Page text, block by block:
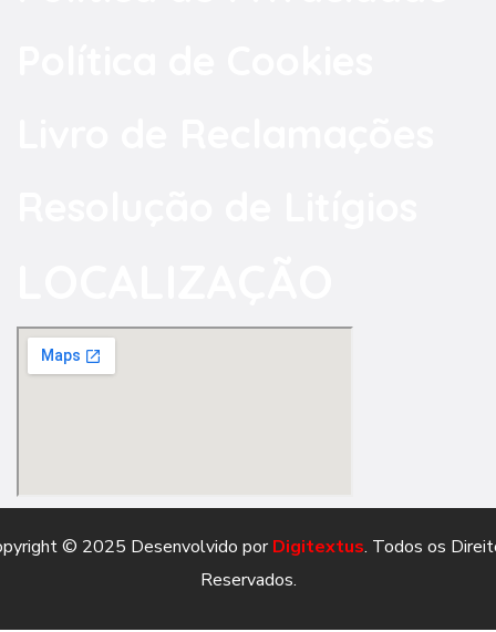
© 2025 Desenvolvido porDigitextus. Todos os
Reservados.